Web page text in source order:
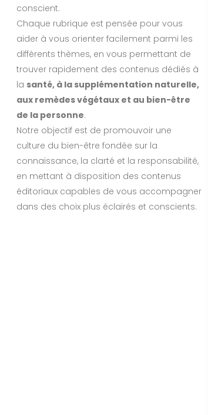
conscient.
Chaque rubrique est pensée pour vous
aider à vous orienter facilement parmi les
différents thèmes, en vous permettant de
trouver rapidement des contenus dédiés à
la santé, à la supplémentation naturelle,
aux remèdes végétaux et au bien-être
de la personne.
Notre objectif est de promouvoir une
culture du bien-être fondée sur la
connaissance, la clarté et la responsabilité,
en mettant à disposition des contenus
éditoriaux capables de vous accompagner
dans des choix plus éclairés et conscients.